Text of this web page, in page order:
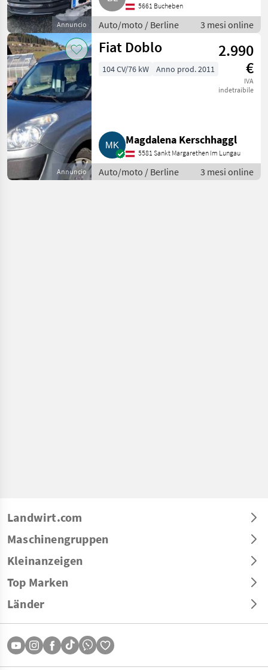
Annuncio
5661 Bucheben
Auto/moto / Berline 3 mesi online
Annuncio
Fiat Doblo
2.990
€
IVA
indetraibile
104 CV/76 kW Anno prod. 2011
Magdalena Kerschhaggl
5581 Sankt Margarethen Im Lungau
Auto/moto / Berline 3 mesi online
Landwirt.com
Maschinengruppen
Kleinanzeigen
Top Marken
Länder